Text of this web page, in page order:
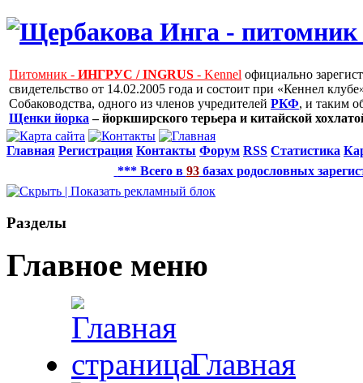
Питомник - ИНГРУС / INGRUS - Kennel официально
свидетельство от 14.02.2005 года и состоит при «Кеннел
Собаководства, одного из членов учредителей РКФ, и таким
Щенки йорка – йоркширского терьера и китайской
Главная Регистрация Контакты Форум RSS Статистика
*** Всего в 93базах родословных
Рaзделы
Главное меню
Главная